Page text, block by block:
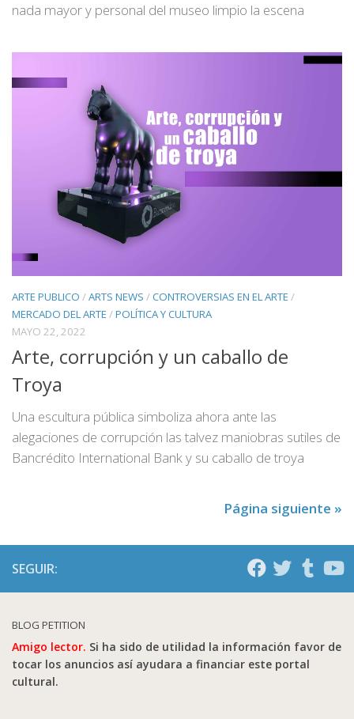
nada mayor y personal del museo limpio la escena
ARTE PUBLICO /ARTS NEWS /CONTROVERSIAS EN EL ARTE /
MERCADO DEL ARTE /POLÍTICA Y CULTURA
MAYO 22, 2022
Arte, corrupción y un caballo de
Troya
Una escultura pública simboliza ahora ante las
alegaciones de corrupción las talvez maniobras sutiles de
Bancrédito International Bank y su caballo de troya
Página siguiente »
SEGUIR:
BLOG PETITION
Amigo lector. Si ha sido de utilidad la información favor de
tocar los anuncios así ayudara a financiar este portal
cultural.